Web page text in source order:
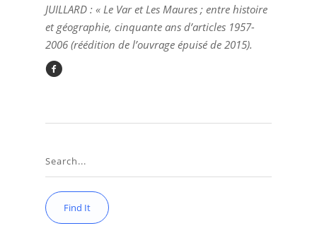
JUILLARD : « Le Var et Les Maures ; entre histoire
et géographie, cinquante ans d’articles 1957-
2006 (réédition de l’ouvrage épuisé de 2015).